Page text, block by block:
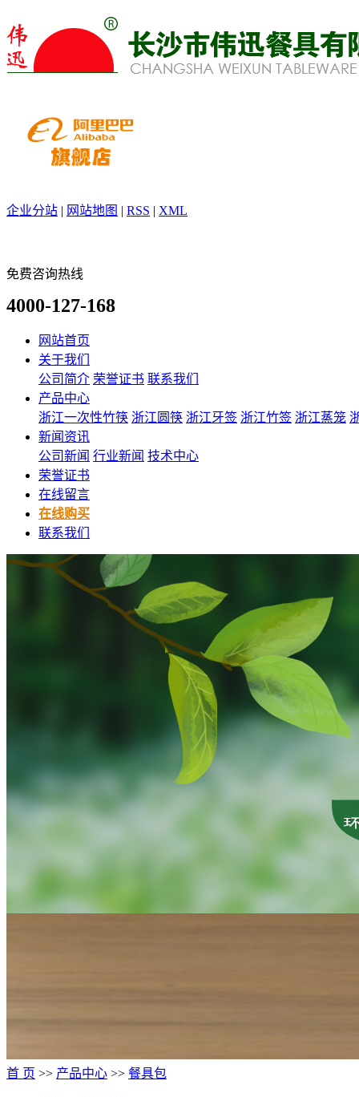
企业分站 | 网站地图 | RSS | XML
免费咨询热线
4000-127-168
网站首页
关于我们
公司简介 荣誉证书 联系我们
产品中心
浙江一次性竹筷 浙江圆筷 浙江牙签 浙江竹签 浙江蒸笼
新闻资讯
公司新闻 行业新闻 技术中心
荣誉证书
在线留言
在线购买
联系我们
首 页 >> 产品中心 >> 餐具包